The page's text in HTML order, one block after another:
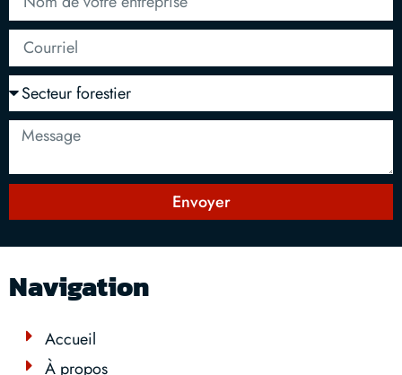
Envoyer
Navigation
Accueil
À propos